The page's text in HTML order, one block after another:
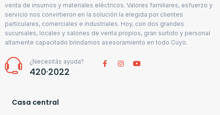
venta de insumos y materiales eléctricos. Valores familiares, esfuerzo y
servicio nos convirtieron en la solución la elegida por clientes
particulares, comerciales e industriales. Hoy, con dos grandes
sucursales, locales y salones de venta propios, gran surtido y personal
altamente capacitado brindamos asesoramiento en todo Cuyo.
¿Necesitás ayuda?
420·2022
Casa central